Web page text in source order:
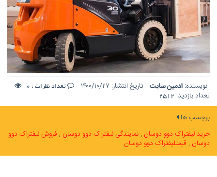
نویسنده: ادمین سایت تاریخ انتشار: ۱۴۰۰/۱۰/۲۷ تعداد نظرات : 0
تعداد بازدید: 2512
برچسب ها
خرید لیفتراک دوو دوسان نمایندگی لیفتراک دوو دوسان فروش لیفتراک دوو
دوسان قیمتلیفتراک دوو دوسان